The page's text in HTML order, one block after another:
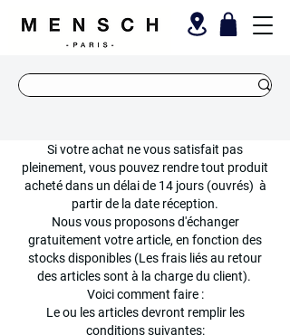
Si votre achat ne vous satisfait pas
pleinement, vous pouvez rendre tout produit
acheté dans un délai de 14 jours (ouvrés) à
partir de la date réception.
Nous vous proposons d'échanger
gratuitement votre article, en fonction des
stocks disponibles (Les frais liés au retour
des articles sont à la charge du client).
Voici comment faire :
Le ou les articles devront remplir les
conditions suivantes: